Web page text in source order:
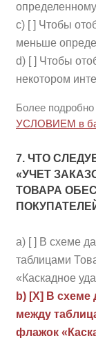
c) [ ] Чтобы
меньше
d) [ ] Чтобы
некотором
Более подробно
УСЛОВИЕМ в
7. ЧТО
«УЧЕТ
ТОВАРА
a) [ ] В схеме
таблицами
«Каскадное
b) [Х] В схеме
между
флажок